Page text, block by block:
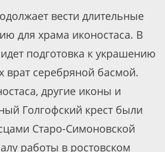
вести длительные
для храма иконостаса. В
подготовка к украшению
врат серебряной басмой.
другие иконы и
Голгофский крест были
Старо-Симоновской
работы в ростовском